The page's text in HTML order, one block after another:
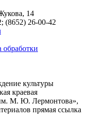
14
(8652) 26-00-42
культуры
краевая
им. М. Ю. Лермонтова»,
прямая ссылка